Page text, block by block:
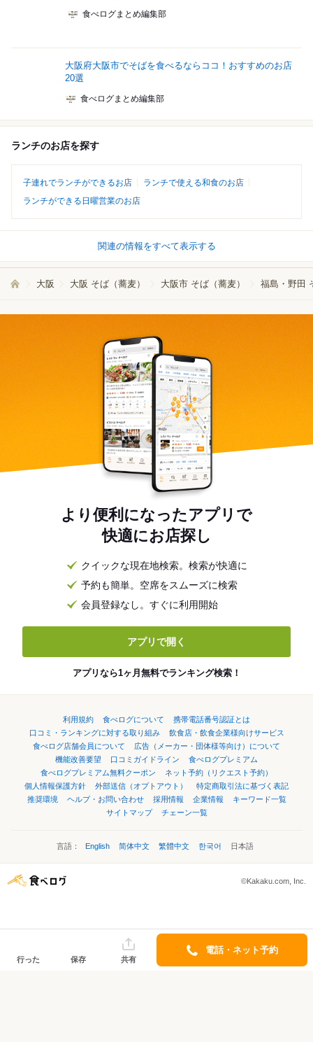
食べログまとめ編集部
大阪府大阪市でそばを食べるならココ！おすすめのお店
20選
食べログまとめ編集部
ランチのお店を探す
子連れでランチができるお店
ランチで使える和食のお店
ランチができる日曜営業のお店
関連の情報をすべて表示する
大阪 大阪 そば（蕎麦） 大阪市 そば（蕎麦） 福島・野田
より便利になったアプリで
快適にお店探し
クイックな現在地検索。検索が快適に
予約も簡単。空席をスムーズに検索
会員登録なし。すぐに利用開始
アプリで開く
アプリなら1ヶ月無料でランキング検索！
利用規約 食べログについて
携帯電話番号認証とは
口コミ・ランキングに対する取り組み
飲食店・飲食企業様向けサービス
食べログ店舗会員について
広告（メーカー・団体様等向け）について
機能改善要望
口コミガイドライン
食べログプレミアム
食べログプレミアム無料クーポン
ネット予約（リクエスト予約）
個人情報保護方針
外部送信（オプトアウト）
特定商取引法に基づく表記
推奨環境
ヘルプ・お問い合わせ 採用情報 企業情報
キーワード一覧
サイトマップ
チェーン一覧
言語： English 简体中文 繁體中文 한국어 日本語
©Kakaku.com, Inc.
行った 保存 共有
電話・ネット予約